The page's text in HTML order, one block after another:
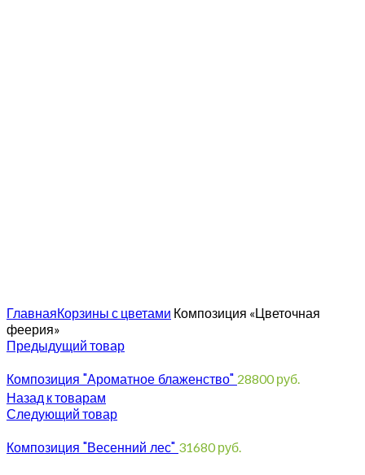
ГлавнаяКорзины с цветами Композиция «Цветочная
феерия»
Предыдущий товар
Композиция "Ароматное блаженство" 28800руб.
Назад к товарам
Следующий товар
Композиция "Весенний лес" 31680руб.